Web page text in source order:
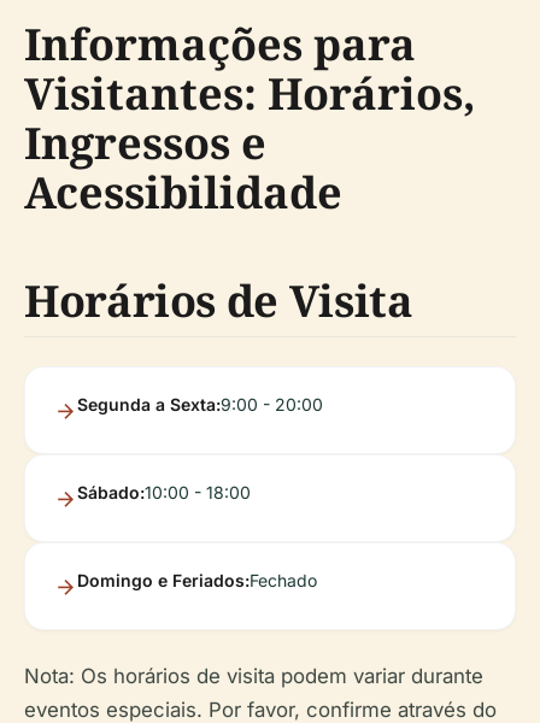
Informações para
Visitantes: Horários,
Ingressos e
Acessibilidade
Horários de Visita
Segunda a Sexta:9:00 - 20:00
Sábado:10:00 - 18:00
Domingo e Feriados:Fechado
Nota: Os horários de visita podem variar durante
eventos especiais. Por favor, confirme através do